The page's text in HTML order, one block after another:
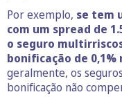
Por exemplo, se tem
com um spread de
o seguro
bonificação de 0,1%
geralmente, os
bonificação não